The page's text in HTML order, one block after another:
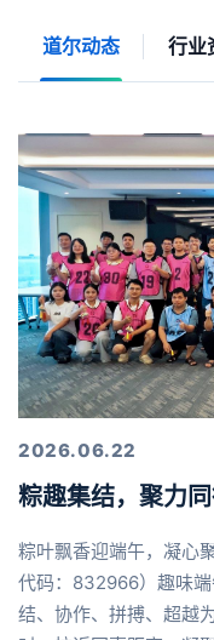
道尔动态 行业
2026.06.22
粽趣集结，聚力
粽叶飘香迎端午，凝心
代码：832966）趣味
结、协作、拼搏、超越